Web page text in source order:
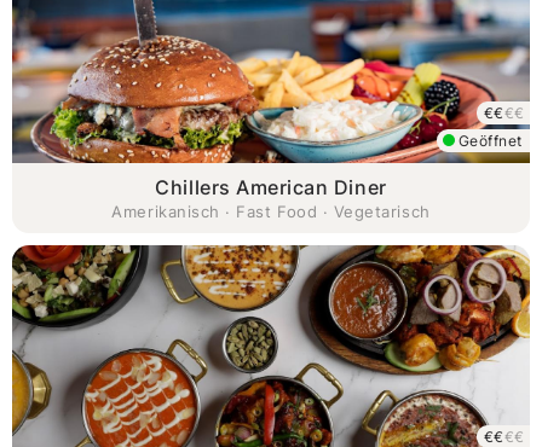
Chillers American Diner
Amerikanisch · Fast Food · Vegetarisch
Geöffnet
€€€€
€€€€